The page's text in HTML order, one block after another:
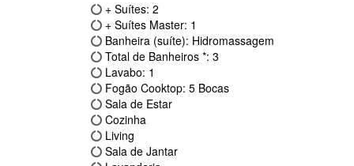
+ Suítes: 2
+ Suítes Master: 1
Banheira (suíte): Hidromassagem
Total de Banheiros *: 3
Lavabo: 1
Fogão Cooktop: 5 Bocas
Sala de Estar
Cozinha
Living
Sala de Jantar